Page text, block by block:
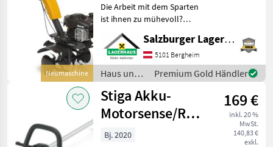
Neumaschine
Die Arbeit mit dem Sparten
ist ihnen zu mühevoll?
Motorhacken ersetzen den
Spaten, die geschärften und
gebogenen Hackmesser
schneiden in den festen
Boden, die nachfo
Salzburger Lagerhaus-Technik
5101 Bergheim
Haus und
Garten /
Stiga
Premium Gold Händler
Stiga Akku-
Motorsense/Rasentrimmer
BC 500e
169 €
inkl. 20 %
MwSt.
140,83 €
exkl.
Bj. 2020